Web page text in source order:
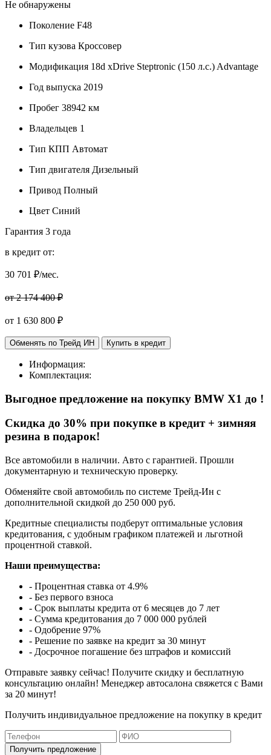
Не обнаружены
Поколение F48
Тип кузова Кроссовер
Модификация 18d xDrive Steptronic (150 л.с.) Advantage
Год выпуска 2019
Пробег 38942 км
Владельцев 1
Тип КПП Автомат
Тип двигателя Дизельный
Привод Полный
Цвет Синий
Гарантия 3 года
в кредит от:
30 701 ₽/мес.
от 2 174 400 ₽
от 1 630 800 ₽
Обменять по Трейд ИН Купить в кредит
Информация:
Комплектация:
Выгодное предложение на покупку BMW X1 до !
Cкидка до 30% при покупке в кредит + зимняя
резина в подарок!
Все автомобили в наличии. Авто с гарантией. Прошли
документарную и техническую проверку.
Обменяйте свой автомобиль по системе Трейд-Ин с
дополнительной скидкой до 250 000 руб.
Кредитные специалисты подберут оптимальные условия
кредитования, с удобным графиком платежей и льготной
процентной ставкой.
Наши преимущества:
- Процентная ставка от 4.9%
- Без первого взноса
- Срок выплаты кредита от 6 месяцев до 7 лет
- Сумма кредитования до 7 000 000 рублей
- Одобрение 97%
- Решение по заявке на кредит за 30 минут
- Досрочное погашение без штрафов и комиссий
Отправьте заявку сейчас! Получите скидку и бесплатную
консультацию онлайн! Менеджер автосалона свяжется с Вами
за 20 минут!
Получить индивидуальное предложение на покупку в кредит
Получить предложение